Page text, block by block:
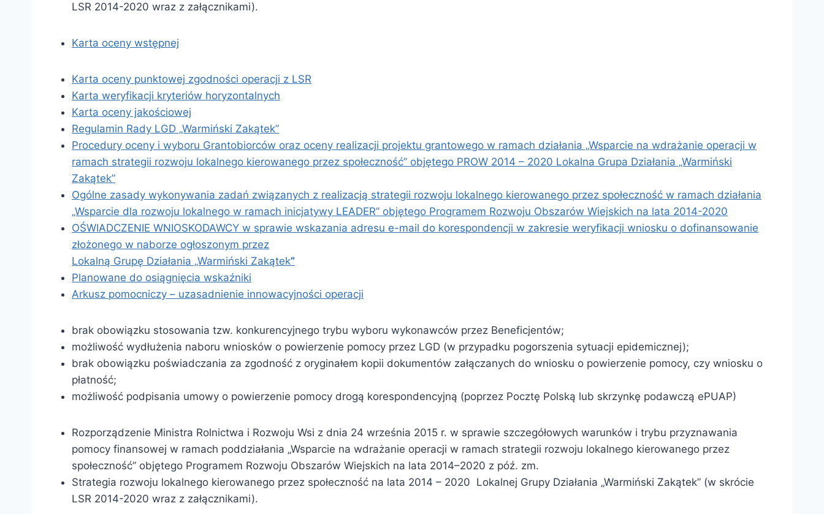
LSR 2014-2020 wraz z załącznikami).
Karta oceny wstępnej
Karta oceny punktowej zgodności operacji z LSR
Karta weryfikacji kryteriów horyzontalnych
Karta oceny jakościowej
Regulamin Rady LGD „Warmiński Zakątek”
Procedury oceny i wyboru Grantobiorców oraz oceny realizacji projektu grantowego w ramach działania „Wsparcie na wdrażanie operacji w
ramach strategii rozwoju lokalnego kierowanego przez społeczność” objętego PROW 2014 – 2020 Lokalna Grupa Działania „Warmiński
Zakątek”
Ogólne zasady wykonywania zadań związanych z realizacją strategii rozwoju lokalnego kierowanego przez społeczność w ramach działania
„Wsparcie dla rozwoju lokalnego w ramach inicjatywy LEADER” objętego Programem Rozwoju Obszarów Wiejskich na lata 2014-2020
OŚWIADCZENIE WNIOSKODAWCY w sprawie wskazania adresu e-mail do korespondencji w zakresie weryfikacji wniosku o dofinansowanie
złożonego w naborze ogłoszonym przez
Lokalną Grupę Działania „Warmiński Zakątek”
Planowane do osiągnięcia wskaźniki
Arkusz pomocniczy – uzasadnienie innowacyjności operacji
brak obowiązku stosowania tzw. konkurencyjnego trybu wyboru wykonawców przez Beneficjentów;
możliwość wydłużenia naboru wniosków o powierzenie pomocy przez LGD (w przypadku pogorszenia sytuacji epidemicznej);
brak obowiązku poświadczania za zgodność z oryginałem kopii dokumentów załączanych do wniosku o powierzenie pomocy, czy wniosku o
płatność;
możliwość podpisania umowy o powierzenie pomocy drogą korespondencyjną (poprzez Pocztę Polską lub skrzynkę podawczą ePUAP)
Rozporządzenie Ministra Rolnictwa i Rozwoju Wsi z dnia 24 września 2015 r. w sprawie szczegółowych warunków i trybu przyznawania
pomocy finansowej w ramach poddziałania „Wsparcie na wdrażanie operacji w ramach strategii rozwoju lokalnego kierowanego przez
społeczność” objętego Programem Rozwoju Obszarów Wiejskich na lata 2014–2020 z póź. zm.
Strategia rozwoju lokalnego kierowanego przez społeczność na lata 2014 – 2020 Lokalnej Grupy Działania „Warmiński Zakątek” (w skrócie
LSR 2014-2020 wraz z załącznikami).